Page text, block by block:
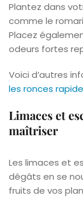
Plantez dans
comme le
Placez
odeurs fortes
Voici d’autres
les ronces
Limaces et
maîtriser
Les limaces et
dégâts en se
fruits de vos